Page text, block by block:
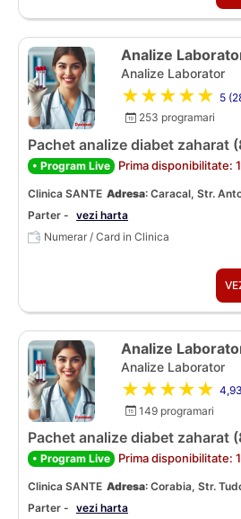
Analize
Analize Laborator
★★★★★ 5
253 programari
Pachet analize diabet zaharat
• Program Live Prima disponibilitate:
Clinica SANTE Adresa: Caracal, Str.
Parter - vezi harta
Numerar / Card in Clinica
Analize
Analize Laborator
★★★★★
149 programari
Pachet analize diabet zaharat
• Program Live Prima disponibilitate:
Clinica SANTE Adresa: Corabia, Str.
Parter - vezi harta